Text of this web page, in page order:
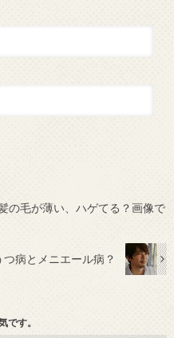
の毛が薄い、ハゲてる？画像で
病とメニエール病？
です。